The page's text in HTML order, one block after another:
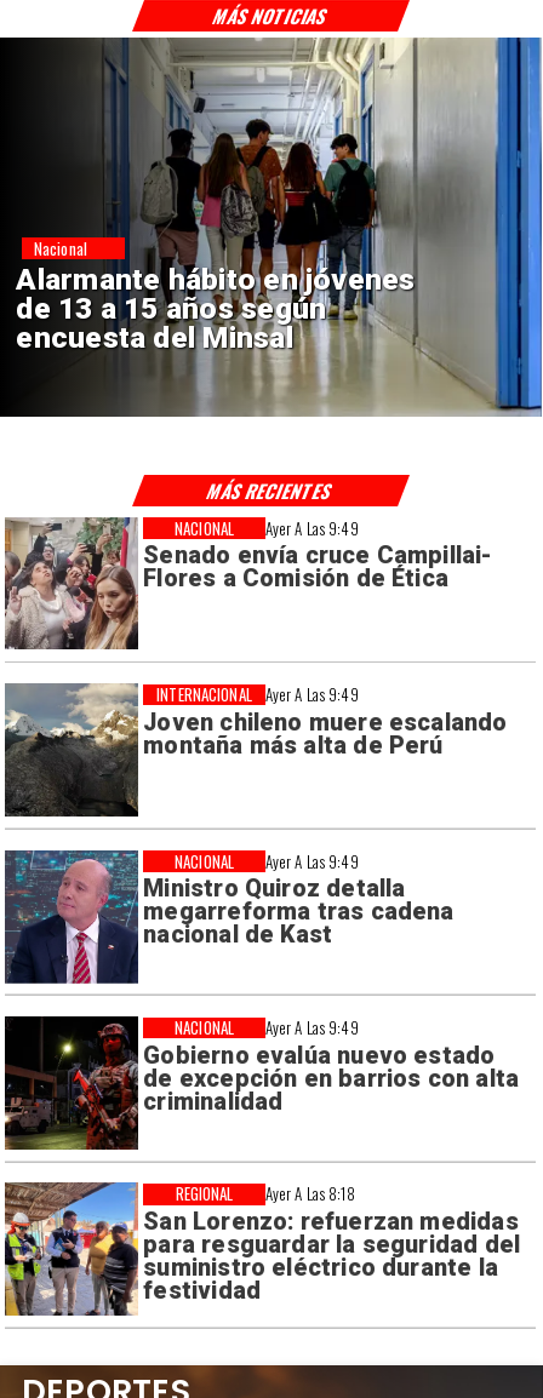
MÁS NOTICIAS
Aprueban creación del Parque
Sebastián Piñera con inversión
de $4 mil millones
Regiones
Ayer A Las 9:49
Senado envía cruce Campillai-
Flores a Comisión de Ética
NACIONAL
Ayer A Las 9:49
Joven chileno muere escalando
montaña más alta de Perú
INTERNACIONAL
Ayer A Las 9:49
Ministro Quiroz detalla
megarreforma tras cadena
nacional de Kast
NACIONAL
Ayer A Las 9:49
Gobierno evalúa nuevo estado
de excepción en barrios con alta
criminalidad
NACIONAL
Ayer A Las 8:18
San Lorenzo: refuerzan medidas
para resguardar la seguridad del
suministro eléctrico durante la
festividad
REGIONAL
MÁS RECIENTES